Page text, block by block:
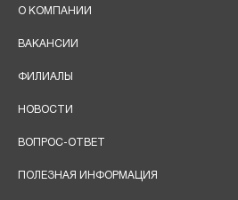
О КОМПАНИИ
ВАКАНСИИ
ФИЛИАЛЫ
НОВОСТИ
ВОПРОС-ОТВЕТ
ПОЛЕЗНАЯ ИНФОРМАЦИЯ